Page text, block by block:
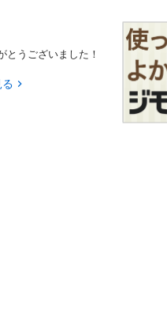
とうございました！